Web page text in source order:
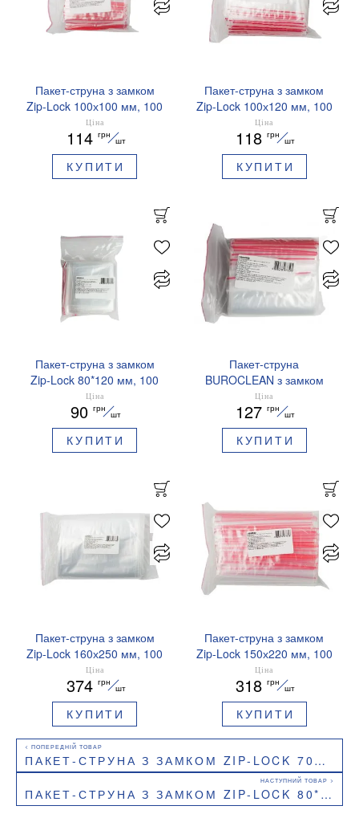
Пакет-струна з замком
Zip-Lock 100х100 мм, 100
штук BUROCLEAN
10200518
Ціна
114 грн
шт
КУПИТИ
Пакет-струна з замком
Zip-Lock 100х120 мм, 100
шт, BUROCLEAN
10200519
Ціна
118 грн
шт
КУПИТИ
Пакет-струна з замком
Zip-Lock 80*120 мм, 100
шт BUROCLEAN 10200517
Ціна
90 грн
шт
КУПИТИ
Пакет-струна
BUROCLEAN з замком
Zip-Lock 100х150 мм 100
шт 10200520
Ціна
127 грн
шт
КУПИТИ
Пакет-струна з замком
Zip-Lock 160х250 мм, 100
шт BUROCLEAN 10200524
Ціна
374 грн
шт
КУПИТИ
Пакет-струна з замком
Zip-Lock 150х220 мм, 100
шт BUROCLEAN 10200522
Ціна
318 грн
шт
КУПИТИ
ПАКЕТ-СТРУНА З ЗАМКОМ ZIP-LOCK 70Х100 ММ, 100 ШТ BUROCLEAN 10200515
ПАКЕТ-СТРУНА З ЗАМКОМ ZIP-LOCK 80*120 ММ, 100 ШТ BUROCLEAN 10200517